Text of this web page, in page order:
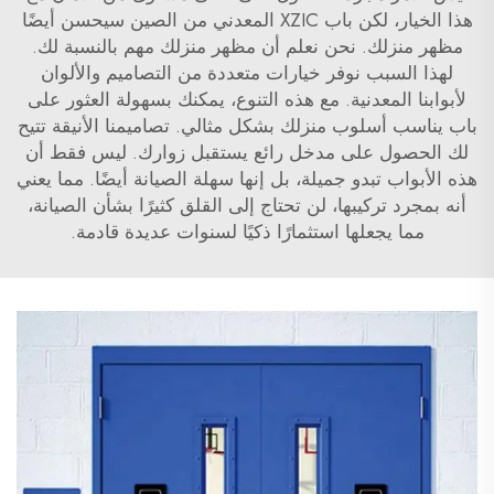
هذا الخيار، لكن باب XZIC المعدني من الصين سيحسن أيضًا
مظهر منزلك. نحن نعلم أن مظهر منزلك مهم بالنسبة لك.
لهذا السبب نوفر خيارات متعددة من التصاميم والألوان
لأبوابنا المعدنية. مع هذه التنوع، يمكنك بسهولة العثور على
باب يناسب أسلوب منزلك بشكل مثالي. تصاميمنا الأنيقة تتيح
لك الحصول على مدخل رائع يستقبل زوارك. ليس فقط أن
هذه الأبواب تبدو جميلة، بل إنها سهلة الصيانة أيضًا. مما يعني
أنه بمجرد تركيبها، لن تحتاج إلى القلق كثيرًا بشأن الصيانة،
مما يجعلها استثمارًا ذكيًا لسنوات عديدة قادمة.